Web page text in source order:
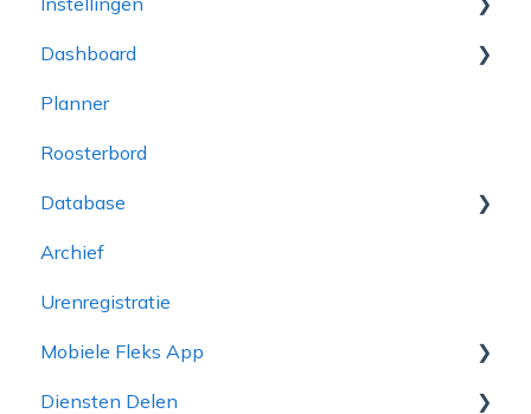
Inloggegevens
Bedrijfsinformatie in de app
Admin
HR & Financiën
Poolmanager
Rapportages
Toeslagkaarten
Dashboard
Planning Voortgang
Dashboard
Actiebord
Planner
Roosterbord
Database
Opdrachtgevers
Projecten
Diensten
Inplanningen
Archief
Urenregistratie
Mobiele Fleks App
Uitbetaling via Finqle
Diensten Delen